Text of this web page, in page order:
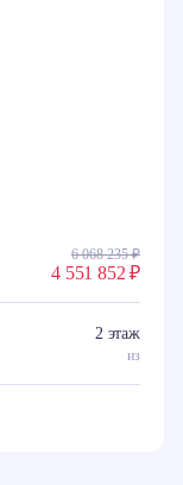
6 068 235 ₽
4 551 852 ₽
2 этаж
из